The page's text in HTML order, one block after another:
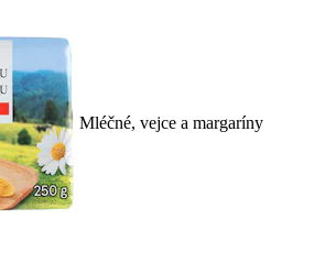
Mléčné, vejce a margaríny